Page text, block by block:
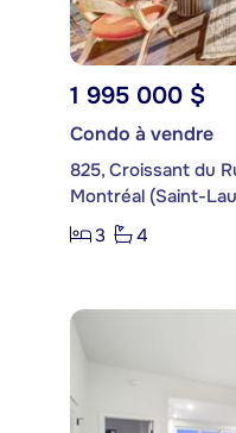
1 995 000 $
Condo à vendre
825, Croissant du
Montréal (Saint-
3
4